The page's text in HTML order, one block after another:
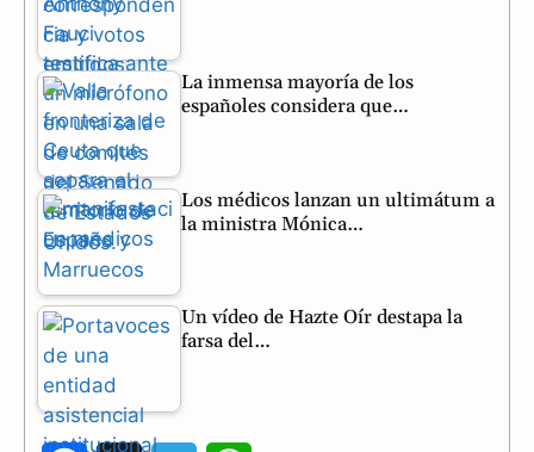
La inmensa mayoría de los
españoles considera que…
Los médicos lanzan un ultimátum a
la ministra Mónica…
Un vídeo de Hazte Oír destapa la
farsa del…